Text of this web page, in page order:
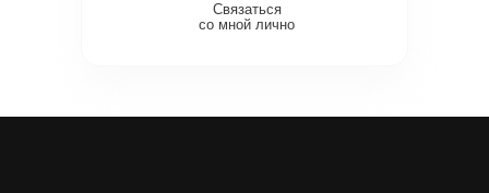
Связаться
со мной лично